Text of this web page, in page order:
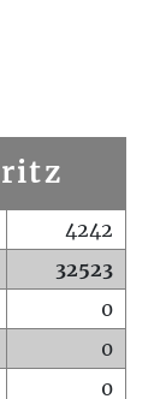
4242
32523
0
0
0